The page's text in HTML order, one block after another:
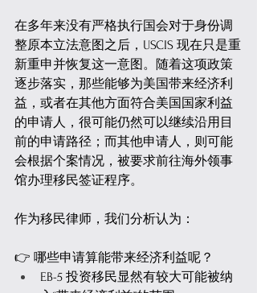
在多年来没有严格执行国会对于身份调
整原本立法意图之后，USCIS 现在只是重
新重申并恢复这一意图。随着这项政策
逐步落实，那些能够为美国带来经济利
益，或者在其他方面符合美国国家利益
的申请人，很可能仍然可以继续沿用目
前的申请路径；而其他申请人，则可能
会根据个案情况，被要求前往海外领事
馆办理移民签证程序。
作为移民律师，我们分析认为：
👉 哪些申请算能带来经济利益呢？
EB-5 投资移民显然有较大可能被纳